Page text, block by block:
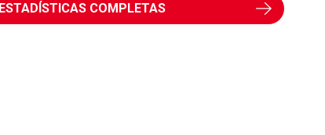
ESTADÍSTICAS COMPLETAS